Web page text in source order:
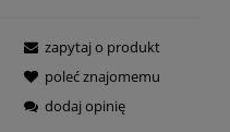
zapytaj o produkt
poleć znajomemu
dodaj opinię